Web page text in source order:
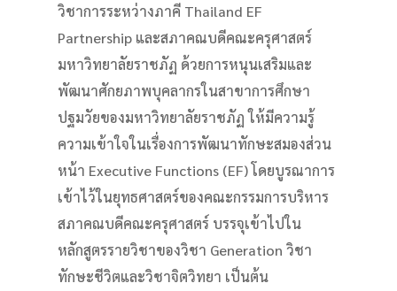
วิชาการระหว่างภาคี Thailand EF
Partnership และสภาคณบดีคณะครุศาสตร์
มหาวิทยาลัยราชภัฏ ด้วยการหนุนเสริมและ
พัฒนาศักยภาพบุคลากรในสาขาการศึกษา
ปฐมวัยของมหาวิทยาลัยราชภัฏ ให้มีความรู้
ความเข้าใจในเรื่องการพัฒนาทักษะสมองส่วน
หน้า Executive Functions (EF) โดยบูรณาการ
เข้าไว้ในยุทธศาสตร์ของคณะกรรมการบริหาร
สภาคณบดีคณะครุศาสตร์ บรรจุเข้าไปใน
หลักสูตรรายวิชาของวิชา Generation วิชา
ทักษะชีวิตและวิชาจิตวิทยา เป็นต้น